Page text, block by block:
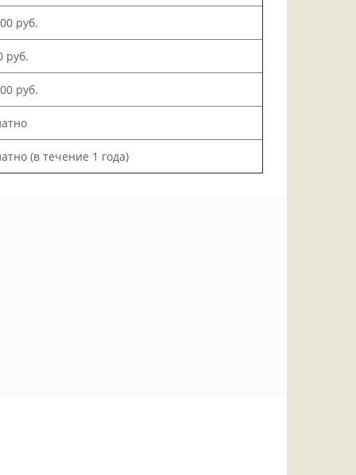
руб.
руб.
руб.
(в течение 1 года)